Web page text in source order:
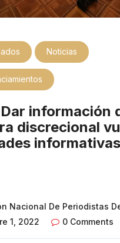
Noticias
información
discrecional
informativas
Nacional De Periodistas
1, 2022
0 Comments